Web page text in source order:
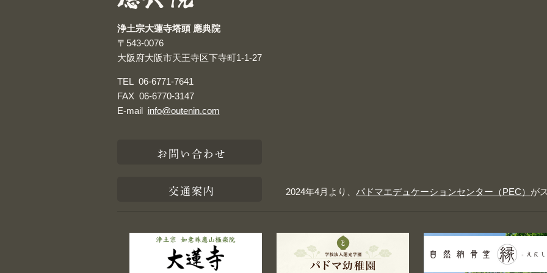
浄土宗大蓮寺塔頭 應典院
〒543-0076
大阪府大阪市天王寺区下寺町1-1-27
TEL 06-6771-7641
FAX 06-6770-3147
E-mail info@outenin.com
お問い合わせ
交通案内 2024年4月より、 パドマエデュケーションセンター（PEC） が